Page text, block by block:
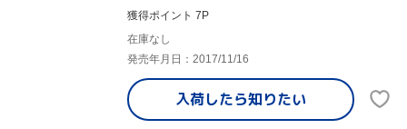
獲得ポイント 7P
在庫なし
発売年月日：2017/11/16
入荷したら知りたい